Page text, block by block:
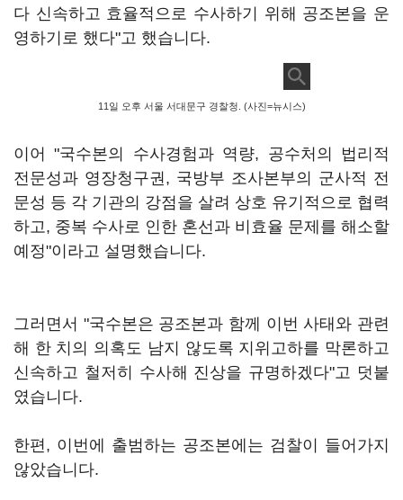
다 신속하고 효율적으로 수사하기 위해 공조본을 운
영하기로 했다"고 했습니다.
11일 오후 서울 서대문구 경찰청. (사진=뉴시스)
이어 "국수본의 수사경험과 역량, 공수처의 법리적
전문성과 영장청구권, 국방부 조사본부의 군사적 전
문성 등 각 기관의 강점을 살려 상호 유기적으로 협력
하고, 중복 수사로 인한 혼선과 비효율 문제를 해소할
예정"이라고 설명했습니다.
그러면서 "국수본은 공조본과 함께 이번 사태와 관련
해 한 치의 의혹도 남지 않도록 지위고하를 막론하고
신속하고 철저히 수사해 진상을 규명하겠다"고 덧붙
였습니다.
한편, 이번에 출범하는 공조본에는 검찰이 들어가지
않았습니다.